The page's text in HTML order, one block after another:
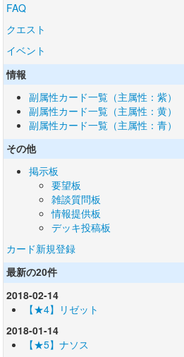
FAQ
クエスト
イベント
情報
副属性カード一覧（主属性：紫）
副属性カード一覧（主属性：黄）
副属性カード一覧（主属性：青）
その他
掲示板
要望板
雑談質問板
情報提供板
デッキ投稿板
カード新規登録
最新の20件
2018-02-14
【★4】リゼット
2018-01-14
【★5】ナソス